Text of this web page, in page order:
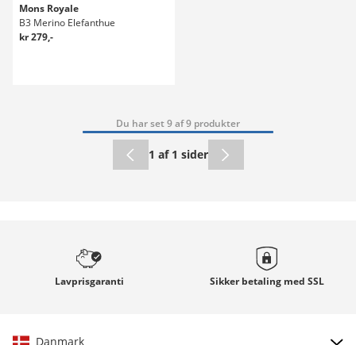
Mons Royale
B3 Merino Elefanthue
kr 279,-
Du har set 9 af 9 produkter
1 af 1 sider
Lavprisgaranti Sikker betaling med SSL
Danmark